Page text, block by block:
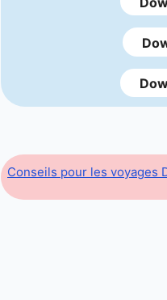
Conseils pour les voyages